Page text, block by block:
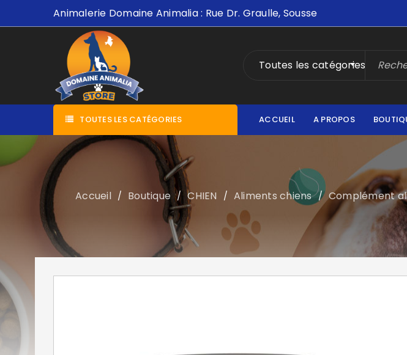
Animalerie Domaine Animalia : Rue Dr. Graulle, Sousse
Toutes les catégories
TOUTES LES CATÉGORIES ACCUEIL A PROPOS
Accueil / Boutique / CHIEN / Aliments chiens / Complément